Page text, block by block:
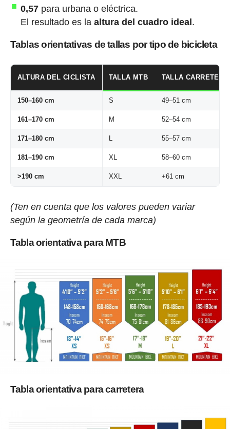
0,57para urbana o eléctrica.
El resultado es la altura del cuadro ideal.
Tablas orientativas de tallas por tipo de bicicleta
ALTURA DEL CICLISTA TALLA MTB TALLA CARRETERA
150–160 cm S 49–51 cm
161–170 cm M 52–54 cm
171–180 cm 55–57 cm
181–190 cm XL 58–60 cm
>190 cm XXL +61 cm
(Ten en cuenta que los valores pueden variar
según la geometría de cada marca)
Tabla orientativa para MTB
Tabla orientativa para carretera